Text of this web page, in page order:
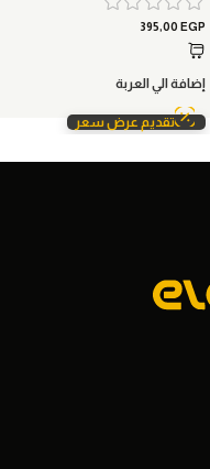
395,00 EGP
إضافة الي العربة
تقديم عرض سعر